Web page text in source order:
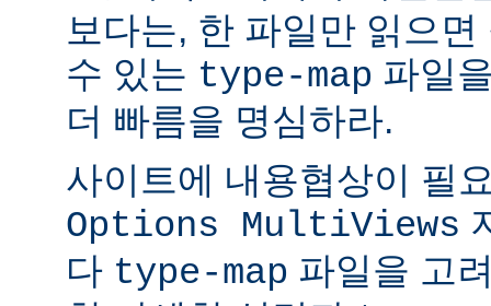
보다는, 한 파일만 읽으
수 있는 type-map 파일
더 빠름을 명심하라.
사이트에 내용협상이 필
Options MultiViews
다 type-map 파일을 고